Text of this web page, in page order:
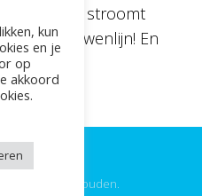
stroomt
hele vrouwenlijn! En
voorbehouden.
kun
en je
op
akkoord